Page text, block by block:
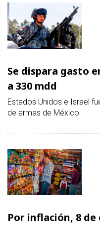
Se dispara gasto
a 330 mdd
Estados Unidos e Israel
de armas de México.
Por inflación, 8 de